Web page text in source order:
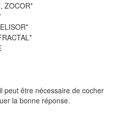
ZOCOR*
peut être nécessaire de cocher
la bonne réponse.